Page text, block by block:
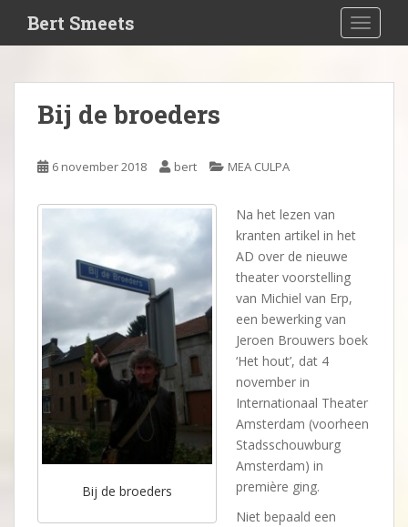
i
Bert Smeets
Bij de broeders
6 november 2018 bert MEA CULPA
Bij de broeders
Na het lezen van
kranten artikel in het
AD over de nieuwe
theater voorstelling
van Michiel van Erp,
een bewerking van
Jeroen Brouwers boek
‘Het hout’, dat 4
november in
Internationaal Theater
Amsterdam (voorheen
Stadsschouwburg
Amsterdam) in
première ging.
Niet bepaald een